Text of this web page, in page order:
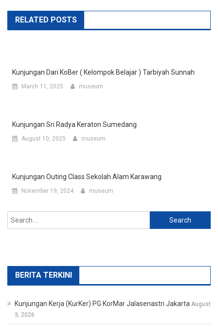
RELATED POSTS
Kunjungan Dari KoBer ( Kelompok Belajar ) Tarbiyah Sunnah
March 11, 2025 museum
Kunjungan Sri Radya Keraton Sumedang
August 10, 2025 museum
Kunjungan Outing Class Sekolah Alam Karawang
November 19, 2024 museum
Search
for:
BERITA TERKINI
Kunjungan Kerja (KurKer) PG KorMar Jalasenastri Jakarta August
3, 2026